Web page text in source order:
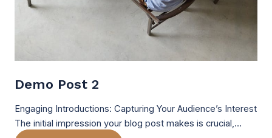
Demo Post 2
Engaging Introductions: Capturing Your Audience’s Interest
The initial impression your blog post makes is crucial,…